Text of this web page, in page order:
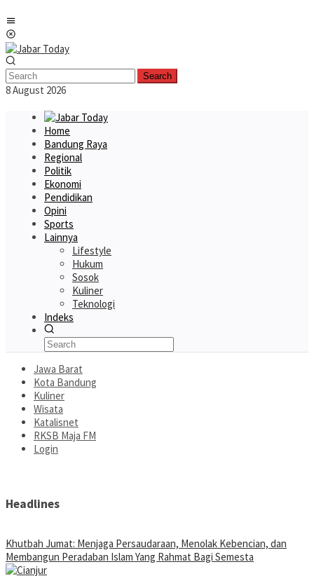
to
content
Search
8 August 2026
Home
Bandung Raya
Regional
Politik
Ekonomi
Pendidikan
Opini
Sports
Lainnya
Lifestyle
Hukum
Sosok
Kuliner
Teknologi
Indeks
Jawa Barat
Kota Bandung
Kuliner
Wisata
Katalisnet
RKSB Maja FM
Login
Headlines
Khutbah Jumat: Menjaga Persaudaraan, Menolak Kebencian, dan
Membangun Peradaban Islam Yang Rahmat Bagi Semesta